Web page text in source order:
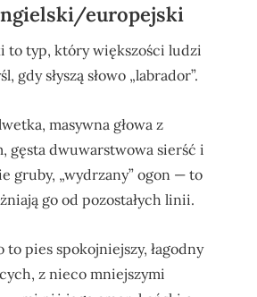
europejski
to typ, który większości ludzi
gdy słyszą słowo „labrador”.
masywna głowa z
gęsta dwuwarstwowa sierść i
gruby, „wydrzany” ogon — to
go od pozostałych linii.
pies spokojniejszy, łagodny
z nieco mniejszymi